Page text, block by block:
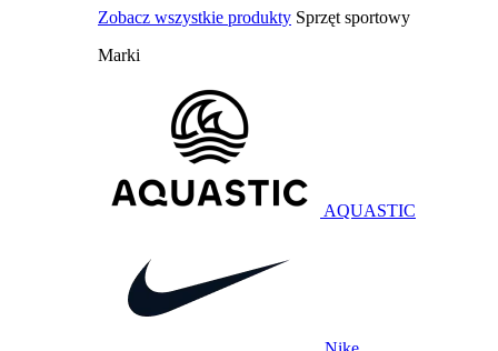
Zobacz wszystkie produkty Sprzęt sportowy
Marki
AQUASTIC